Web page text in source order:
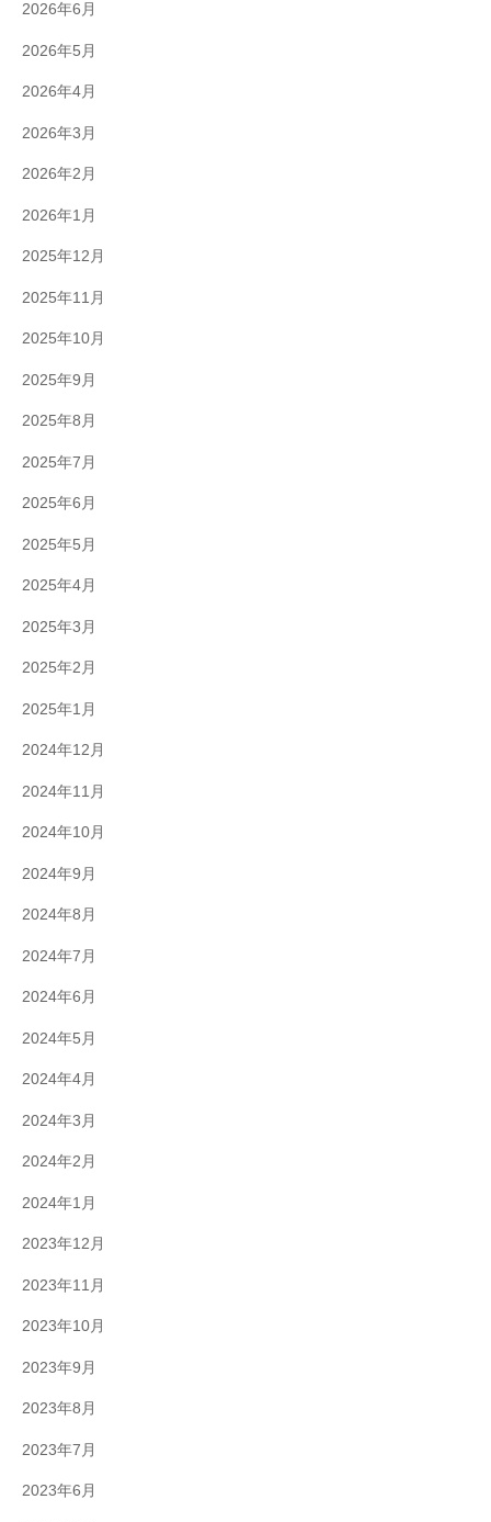
2026年6月
2026年5月
2026年4月
2026年3月
2026年2月
2026年1月
2025年12月
2025年11月
2025年10月
2025年9月
2025年8月
2025年7月
2025年6月
2025年5月
2025年4月
2025年3月
2025年2月
2025年1月
2024年12月
2024年11月
2024年10月
2024年9月
2024年8月
2024年7月
2024年6月
2024年5月
2024年4月
2024年3月
2024年2月
2024年1月
2023年12月
2023年11月
2023年10月
2023年9月
2023年8月
2023年7月
2023年6月